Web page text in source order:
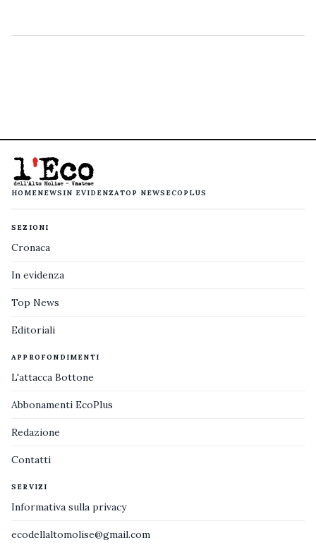
HOMENEWS IN EVIDENZATOP NEWS ECOPLUS
SEZIONI
Cronaca
In evidenza
Top News
Editoriali
APPROFONDIMENTI
L'attacca Bottone
Abbonamenti EcoPlus
Redazione
Contatti
SERVIZI
Informativa sulla privacy
ecodellaltomolise@gmail.com